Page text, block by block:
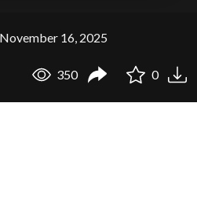
November 16, 2025
350 0